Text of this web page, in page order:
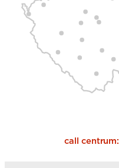
call centrum: